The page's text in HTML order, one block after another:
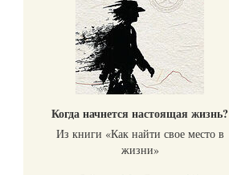
Когда начнется настоящая жизнь?
Из книги «Как найти свое место в
жизни​»